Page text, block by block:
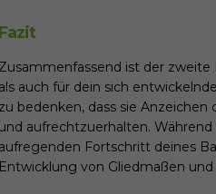
Fazit
Zusammenfassend ist der
als auch für dein sich
zu bedenken, dass sie
und aufrechtzuerhalten.
aufregenden Fortschritt deines
Entwicklung von Gliedmaßen